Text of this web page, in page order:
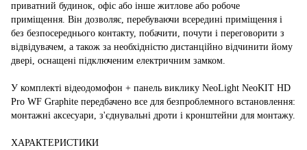
приватний будинок, офіс або інше житлове або робоче
приміщення. Він дозволяє, перебуваючи всередині приміщення і
без безпосереднього контакту, побачити, почути і переговорити з
відвідувачем, а також за необхідністю дистанційно відчинити йому
двері, оснащені підключеним електричним замком.
У комплекті відеодомофон + панель виклику NeoLight NeoKIT HD
Pro WF Graphite передбачено все для безпроблемного встановлення:
монтажні аксесуари, з'єднувальні дроти і кронштейни для монтажу.
ХАРАКТЕРИСТИКИ